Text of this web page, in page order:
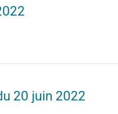
20 juin 2022